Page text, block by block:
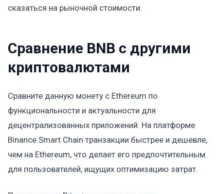
сказаться на рыночной стоимости.
Сравнение BNB с другими
криптовалютами
Сравните данную монету с Ethereum по
функциональности и актуальности для
децентрализованных приложений. На платформе
Binance Smart Chain транзакции быстрее и дешевле,
чем на Ethereum, что делает его предпочтительным
для пользователей, ищущих оптимизацию затрат.